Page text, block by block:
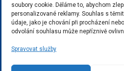
soubory cookie. Děláme to, abychom
personalizované reklamy. Souhlas s
údaje, jako je chování při procházení
odvolání souhlasu může nepříznivě
Spravovat služby